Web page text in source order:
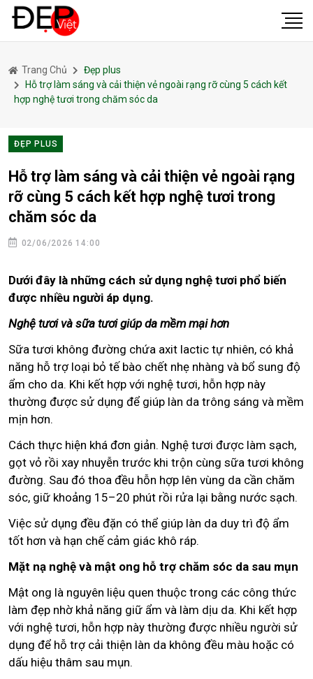
Trang Chủ
Đẹp plus
Hỗ trợ làm sáng và cải thiện vẻ ngoài rạng rỡ cùng 5 cách kết
hợp nghệ tươi trong chăm sóc da
ĐẸP PLUS
Hỗ trợ làm sáng và cải thiện vẻ ngoài rạng
rỡ cùng 5 cách kết hợp nghệ tươi trong
chăm sóc da
02/06/2026 14:00
Dưới đây là những cách sử dụng nghệ tươi phổ biến
được nhiều người áp dụng.
Nghệ tươi và sữa tươi giúp da mềm mại hơn
Sữa tươi không đường chứa axit lactic tự nhiên, có khả
năng hỗ trợ loại bỏ tế bào chết nhẹ nhàng và bổ sung độ
ẩm cho da. Khi kết hợp với nghệ tươi, hỗn hợp này
thường được sử dụng để giúp làn da trông sáng và mềm
mịn hơn.
Cách thực hiện khá đơn giản. Nghệ tươi được làm sạch,
gọt vỏ rồi xay nhuyễn trước khi trộn cùng sữa tươi không
đường. Sau đó thoa đều hỗn hợp lên vùng da cần chăm
sóc, giữ khoảng 15–20 phút rồi rửa lại bằng nước sạch.
Việc sử dụng đều đặn có thể giúp làn da duy trì độ ẩm
tốt hơn và hạn chế cảm giác khô ráp.
Mặt nạ nghệ và mật ong hỗ trợ chăm sóc da sau mụn
Mật ong là nguyên liệu quen thuộc trong các công thức
làm đẹp nhờ khả năng giữ ẩm và làm dịu da. Khi kết hợp
với nghệ tươi, hỗn hợp này thường được nhiều người sử
dụng để hỗ trợ cải thiện làn da không đều màu hoặc có
dấu hiệu thâm sau mụn.